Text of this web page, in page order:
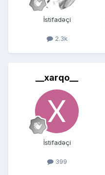
İstifadəçi
2.3k
__xarqo__
İstifadəçi
399